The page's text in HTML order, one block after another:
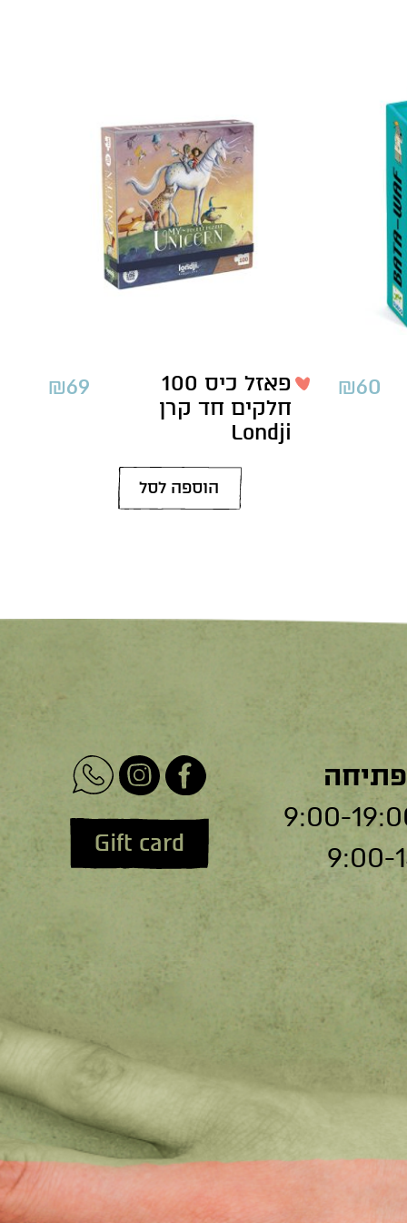
₪60
פאזל כיס 100
חלקים חד קרן
Londji
₪69
הוספה לסל
Gift card